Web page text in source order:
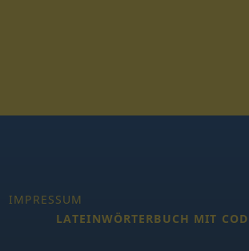
IMPRESSUM
LATEINWÖRTERBUCH MIT